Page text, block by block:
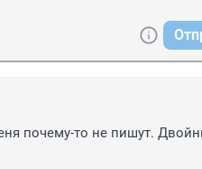
почему-то не пишут.